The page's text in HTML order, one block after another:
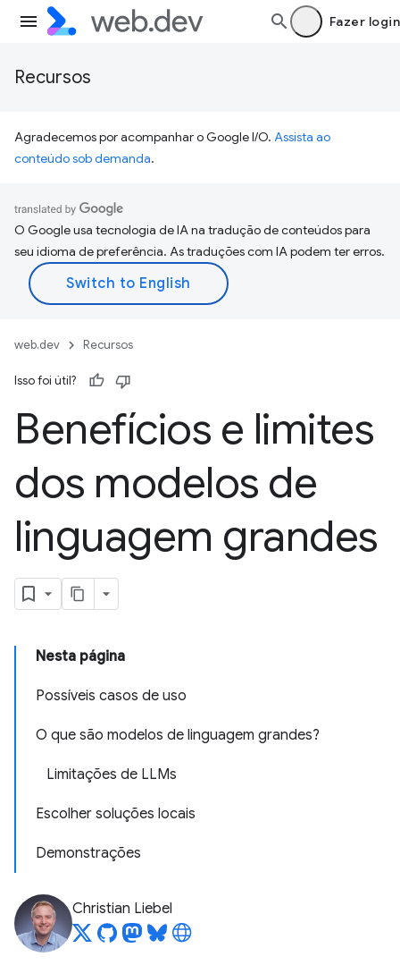
Fazer login
Recursos
Agradecemos por acompanhar o Google I/O. Assista ao
conteúdo sob demanda.
O Google usa tecnologia de IA na tradução de conteúdos para
seu idioma de preferência. As traduções com IA podem ter erros.
web.dev Recursos
Isso foi útil?
Benefícios e limites
dos modelos de
linguagem grandes
Nesta página
Possíveis casos de uso
O que são modelos de linguagem grandes?
Limitações de LLMs
Escolher soluções locais
Demonstrações
Christian Liebel